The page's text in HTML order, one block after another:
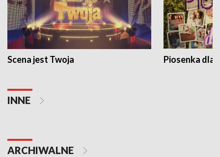
Scena jest Twoja Piosenka dla
INNE
ARCHIWALNE